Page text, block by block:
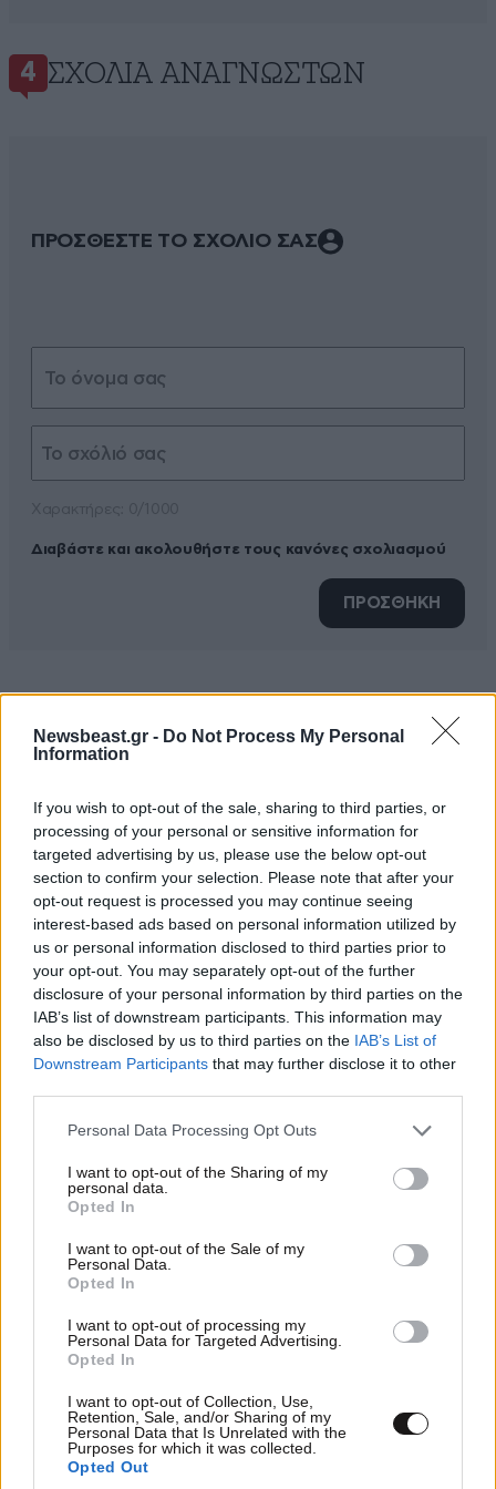
Newsbeast.gr - Do Not Process My Personal
Information
If you wish to opt-out of the sale, sharing to third parties, or
processing of your personal or sensitive information for
targeted advertising by us, please use the below opt-out
section to confirm your selection. Please note that after your
opt-out request is processed you may continue seeing
interest-based ads based on personal information utilized by
us or personal information disclosed to third parties prior to
your opt-out. You may separately opt-out of the further
disclosure of your personal information by third parties on the
IAB’s list of downstream participants. This information may
also be disclosed by us to third parties on the IAB’s List of
Downstream Participants that may further disclose it to other
Please note that this website/app uses one or more Google
not limited to your visit or usage behaviour. You may click to
grant or deny consent to Google and its third-party tags to
use your data for below specified purposes in below Google
consent section.
Personal Data Processing Opt Outs
I want to opt-out of the Sharing of my
personal data.
Opted In
I want to opt-out of the Sale of my
Personal Data.
Opted In
I want to opt-out of processing my
Personal Data for Targeted Advertising.
Opted In
I want to opt-out of Collection, Use,
Retention, Sale, and/or Sharing of my
Personal Data that Is Unrelated with the
Purposes for which it was collected.
Opted Out
4 ΣΧΌΛΙΑ ΑΝΑΓΝΩΣΤΏΝ
ΠΡΟΣΘΕΣΤΕ ΤΟ ΣΧΟΛΙΟ ΣΑΣ
Διαβάστε και ακολουθήστε τους κανόνες σχολιασμού
ΠΡΟΣΘΗΚΗ
Τους κρατήσατε όλους εσείς , επι κυβερνήσεως σας .
Απαντήστε
SER 30 05·11·2021 13:37
Ξανθός: Αντί για ευχολόγια, καλό θα ήταν να
υπάρξουν επειγόντως ισχυρά κίνητρα για παραμονή
ΥΠΗΡΧΑΝ ΙΣΧΥΡΟΤΕΡΑ ΚΙΝΗΤΡΑ ΣΤΟ ΔΗΜΟΣΙΟ Ε Σ
Υ ΣΕ ΣΧΕΣΗ ΜΕ ΤΑ ΤΩΝ ΙΔΙΩΤΙΚΩΝ ΜΑΓΑΖΙΩΝ
ΥΓΕΙΑΣ ? ΠΟΤΕ ΠΛΗΡΩΝΕ ΤΟ ΚΡΑΤΟΣ ΚΑΛΛΙΤΕΡΑ
ΑΠΟ ΤΟ ΕΛΕΥΘΕΡΟ ΕΜΠΟΡΙΟ ? ΑΠΛΑ